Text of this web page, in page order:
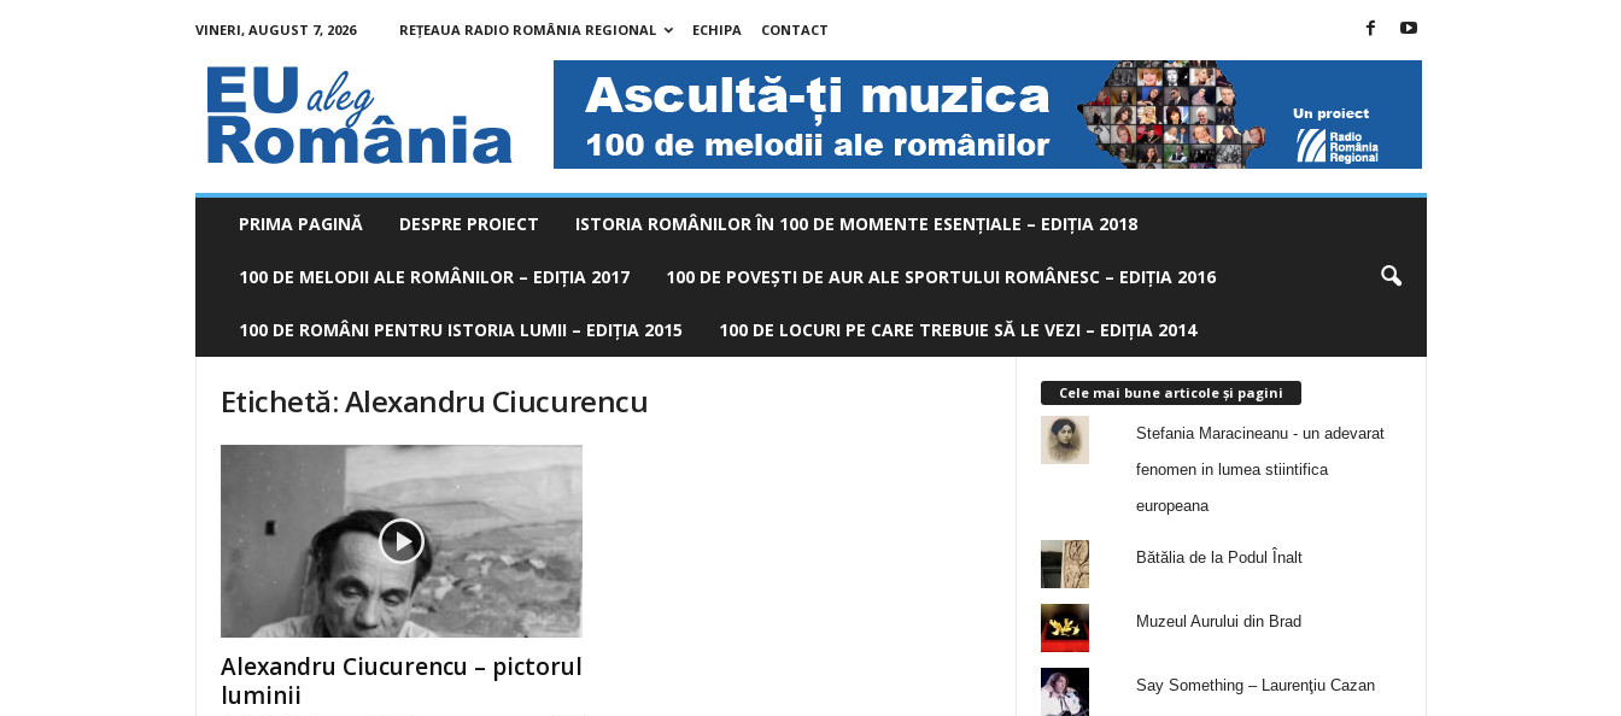
VINERI, AUGUST 7, 2026 REȚEAUA RADIO ROMÂNIA REGIONAL ECHIPA
CONTACT
aleg
România
PRIMA PAGINĂ DESPRE PROIECT ISTORIA ROMÂNILOR ÎN 100 DE MOMENTE ESENŢIALE – EDIŢIA 2018
100 DE MELODII ALE ROMÂNILOR – EDIȚIA 2017 100 DE POVEŞTI DE AUR ALE SPORTULUI ROMÂNESC – EDIȚIA 2016
100 DE ROMÂNI PENTRU ISTORIA LUMII – EDIȚIA 2015 100 DE LOCURI PE CARE TREBUIE SĂ LE VEZI – EDIȚIA 2014
Etichetă: Alexandru Ciucurencu
Alexandru Ciucurencu – pictorul
luminii
Cele mai bune articole și pagini
Stefania Maracineanu - un adevarat
fenomen in lumea stiintifica
europeana
Bătălia de la Podul Înalt
Muzeul Aurului din Brad
Say Something – Laurenţiu Cazan